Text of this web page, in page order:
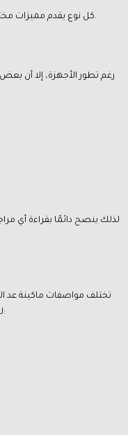
كل نوع يقدم مميزات مختلفة حسب السرعة وسعة التشغيل ودقة العد.
رغم تطور الأجهزة، إلا أن
لذلك ينصح دائمًا بقراءة أي
تختلف مواصفات ماكينة عد
لكن توجد مواصفات أساسية يجب التركيز عليها: